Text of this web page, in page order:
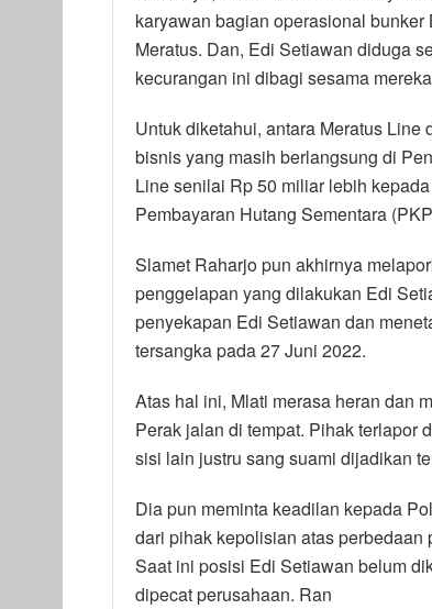
karyawan bagian operasional
Meratus. Dan, Edi Setiawan diduga
kecurangan ini dibagi sesama
Untuk diketahui, antara Meratus
bisnis yang masih berlangsung di
Line senilai Rp 50 miliar lebih
Pembayaran Hutang Sementara
Slamet Raharjo pun akhirnya
penggelapan yang dilakukan Edi
penyekapan Edi Setiawan dan
tersangka pada 27 Juni 2022.
Atas hal ini, Mlati merasa heran dan
Perak jalan di tempat. Pihak terlapor
sisi lain justru sang suami dijadikan
Dia pun meminta keadilan kepada
dari pihak kepolisian atas perbedaan
Saat ini posisi Edi Setiawan belum
dipecat perusahaan. Ran